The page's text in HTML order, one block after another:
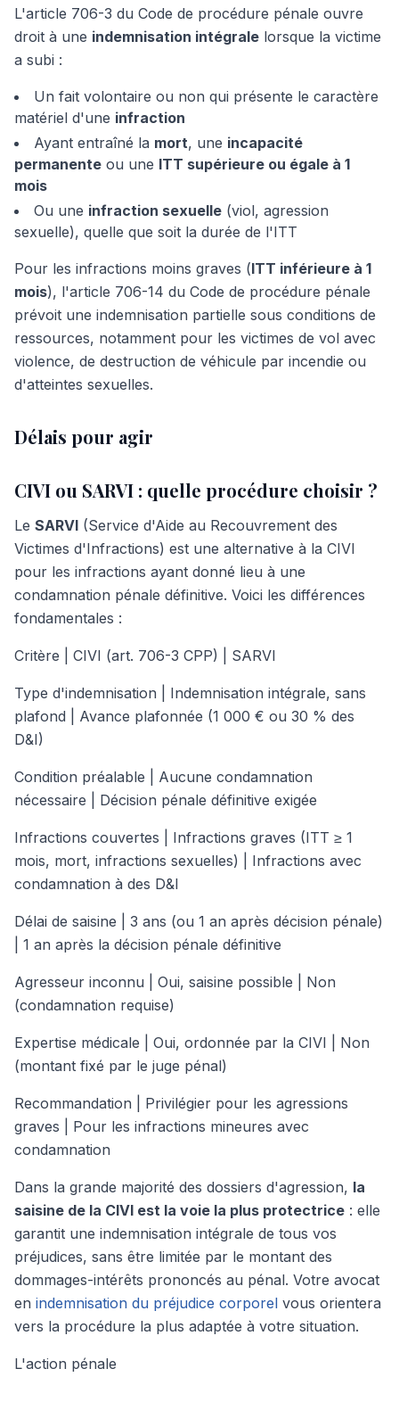
L'article 706-3 du Code de procédure pénale ouvre
droit à une indemnisation intégrale lorsque la victime
a subi :
Un fait volontaire ou non qui présente le caractère
matériel d'une infraction
Ayant entraîné la mort, une incapacité
permanente ou une ITT supérieure ou égale à 1
mois
Ou une infraction sexuelle (viol, agression
sexuelle), quelle que soit la durée de l'ITT
Pour les infractions moins graves (ITT inférieure à 1
mois), l'article 706-14 du Code de procédure pénale
prévoit une indemnisation partielle sous conditions de
ressources, notamment pour les victimes de vol avec
violence, de destruction de véhicule par incendie ou
d'atteintes sexuelles.
Délais pour agir
CIVI ou SARVI : quelle procédure choisir ?
Le SARVI (Service d'Aide au Recouvrement des
Victimes d'Infractions) est une alternative à la CIVI
pour les infractions ayant donné lieu à une
condamnation pénale définitive. Voici les différences
fondamentales :
Critère | CIVI (art. 706-3 CPP) | SARVI
Type d'indemnisation | Indemnisation intégrale, sans
plafond | Avance plafonnée (1 000 € ou 30 % des
D&I)
Condition préalable | Aucune condamnation
nécessaire | Décision pénale définitive exigée
Infractions couvertes | Infractions graves (ITT ≥ 1
mois, mort, infractions sexuelles) | Infractions avec
condamnation à des D&I
Délai de saisine | 3 ans (ou 1 an après décision pénale)
| 1 an après la décision pénale définitive
Agresseur inconnu | Oui, saisine possible | Non
(condamnation requise)
Expertise médicale | Oui, ordonnée par la CIVI | Non
(montant fixé par le juge pénal)
Recommandation | Privilégier pour les agressions
graves | Pour les infractions mineures avec
condamnation
Dans la grande majorité des dossiers d'agression, la
saisine de la CIVI est la voie la plus protectrice : elle
garantit une indemnisation intégrale de tous vos
préjudices, sans être limitée par le montant des
dommages-intérêts prononcés au pénal. Votre avocat
en indemnisation du préjudice corporel vous orientera
vers la procédure la plus adaptée à votre situation.
L'action pénale